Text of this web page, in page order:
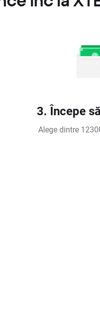
3. Începe
Alege dintre